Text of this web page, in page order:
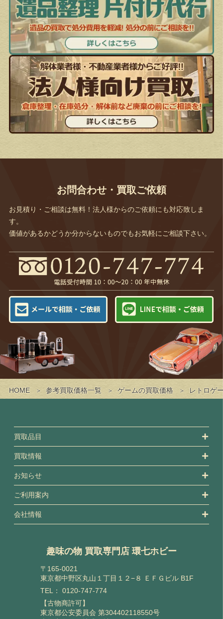
HOME 参考買取価格一覧 ゲームの買取価格 レトロゲ
お問合わせ・買取ご依頼
お見積り・ご相談は無料！法人様からのご依頼にも対応致しま
す。
価値があるかどうか分からないものでもお気軽にご相談下さい。
買取品目
買取情報
お知らせ
ご利用案内
会社情報
趣味の物 買取専門店 環七ホビー
〒165-0021
東京都中野区丸山１丁目１２−８ ＥＦＧビル B1F
TEL： 0120-747-774
【古物商許可】
東京都公安委員会 第304402118550号